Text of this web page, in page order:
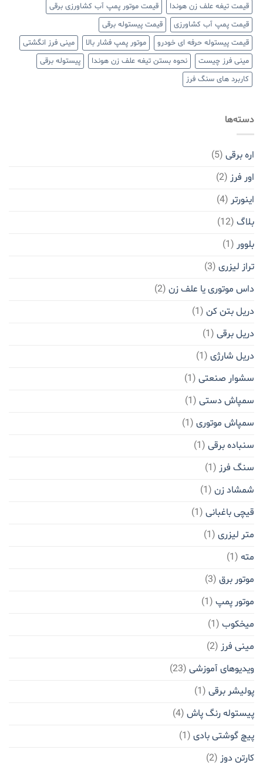
قیمت تیغه علف زن هوندا
قیمت موتور پمپ آب کشاورزی برقی
قیمت پمپ آب کشاورزی
قیمت پیستوله برقی
قیمت پیستوله حرفه ای خودرو
موتور پمپ فشار بالا
مینی فرز انگشتی
مینی فرز چیست
نحوه بستن تیغه علف زن هوندا
پیستوله برقی
کاربرد های سنگ فرز
دسته‌ها
اره برقی (5)
اور فرز (2)
اینورتر (4)
بلاگ (12)
بلوور (1)
تراز لیزری (3)
داس موتوری یا علف زن (2)
دریل بتن کن (1)
دریل برقی (1)
دریل شارژی (1)
سشوار صنعتی (1)
سمپاش دستی (1)
سمپاش موتوری (1)
سنباده برقی (1)
سنگ فرز (1)
شمشاد زن (1)
قیچی باغبانی (1)
متر لیزری (1)
مته (1)
موتور برق (3)
موتور پمپ (1)
میخکوب (1)
مینی فرز (2)
ویدیوهای آموزشی (23)
پولیشر برقی (1)
پیستوله رنگ پاش (4)
پیچ گوشتی بادی (1)
کارتن دوز (2)